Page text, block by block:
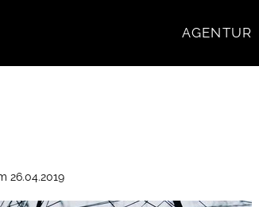
AGENTUR
26.04.2019